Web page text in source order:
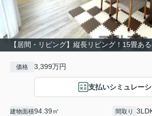
【居間・リビング】縦長リビング！15畳あ
価格 3,399万円
支払いシミュレー
建物面積94.39㎡ 間取り